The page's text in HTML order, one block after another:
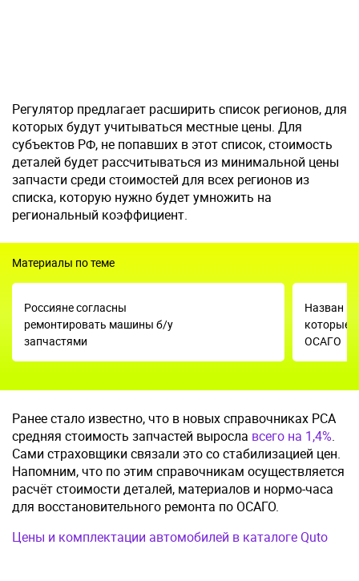
Регулятор предлагает расширить список регионов, для
которых будут учитываться местные цены. Для
субъектов РФ, не попавших в этот список, стоимость
деталей будет рассчитываться из минимальной цены
запчасти среди стоимостей для всех регионов из
списка, которую нужно будет умножить на
региональный коэффициент.
Материалы по теме
Россияне согласны
ремонтировать машины б/у
запчастями
Назван
которые
ОСАГО
Ранее стало известно, что в новых справочниках РСА
средняя стоимость запчастей выросла всего на 1,4%.
Сами страховщики связали это со стабилизацией цен.
Напомним, что по этим справочникам осуществляется
расчёт стоимости деталей, материалов и нормо-часа
для восстановительного ремонта по ОСАГО.
Цены и комплектации автомобилей в каталоге Quto